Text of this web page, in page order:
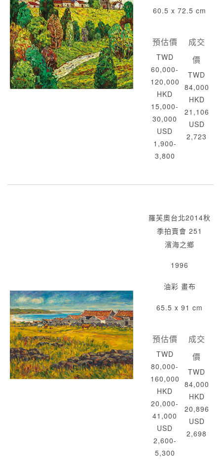
60.5 x 72.5 cm
預估價
TWD
60,000-
120,000
HKD
15,000-
30,000
USD
1,900-
3,800
成交
價
TWD
84,000
HKD
21,106
USD
2,723
羅芙奧台北2014秋
季拍賣會 251
濱海之鄉
1996
油彩 畫布
65.5 x 91 cm
預估價
TWD
80,000-
160,000
HKD
20,000-
41,000
USD
2,600-
5,300
成交
價
TWD
84,000
HKD
20,896
USD
2,698